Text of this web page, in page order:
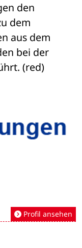
den
dem
aus dem
bei der
(red)
Profil ansehen